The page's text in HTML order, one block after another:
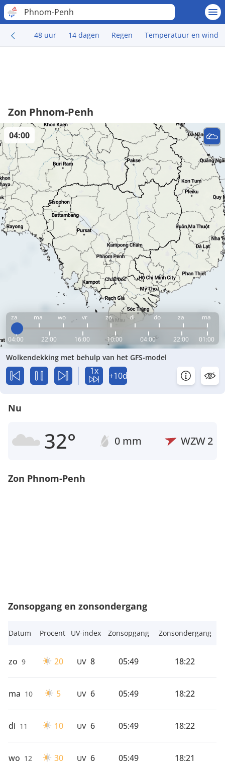
Phnom-Penh
48 uur 14 dagen Regen Temperatuur en wind
Zon Phnom-Penh
za ma wo vr zo di do za ma
04:00 22:00 16:00 10:00 04:00 22:00 01:00
04:00
Wolkendekking met behulp van het GFS-model
1x +10d
Nu
32° 0 mm WZW2
Zon Phnom-Penh
Zonsopgang en zonsondergang
Datum Procent UV-index Zonsopgang Zonsondergang
zo 9 20 UV 8 05:49 18:22
ma 10 5 UV 6 05:49 18:22
di 11 10 UV 6 05:49 18:22
wo 12 30 UV 6 05:49 18:21